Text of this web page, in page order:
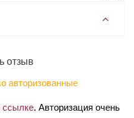
отзыв
авторизованные
ссылке. Авторизация очень